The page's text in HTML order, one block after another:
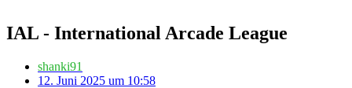
IAL - International Arcade League
shanki91
12. Juni 2025 um 10:58